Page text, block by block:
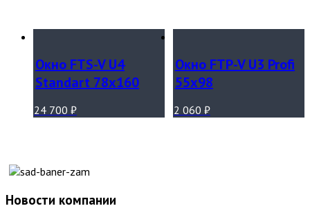
Окно FTS-V U4
Standart 78х160
24 700 ₽
Окно FTP-V U3 Profi
55х98
2 060 ₽
Новости компании